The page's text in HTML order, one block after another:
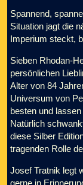
Spannend,
Situation jagt die
Imperium steckt,
Sieben Rhodan-
persönlichen
Alter von 84
Universum von
besten und
Natürlich
diese Silber
tragenden Rolle
Josef Tratnik legt
gerne in